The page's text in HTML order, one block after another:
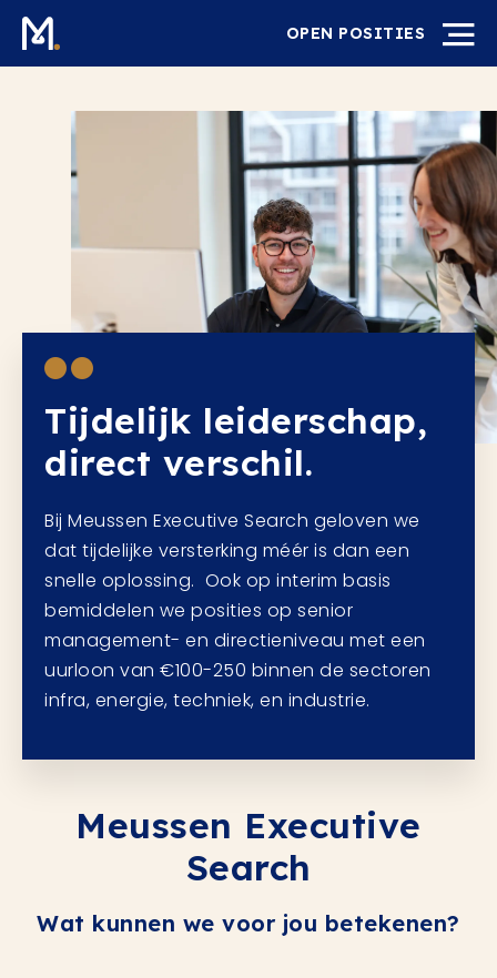
OPEN POSITIES
Tijdelijk leiderschap,
direct verschil.
Bij Meussen Executive Search geloven we
dat tijdelijke versterking méér is dan een
snelle oplossing. Ook op interim basis
bemiddelen we posities op senior
management- en directieniveau met een
uurloon van €100-250 binnen de sectoren
infra, energie, techniek, en industrie.
Meussen Executive
Search
Wat kunnen we voor jou betekenen?